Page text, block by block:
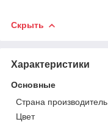
Скрыть
Характеристики
Основные
Страна производитель
Цвет